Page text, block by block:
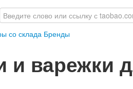
со склада Бренды
и варежки